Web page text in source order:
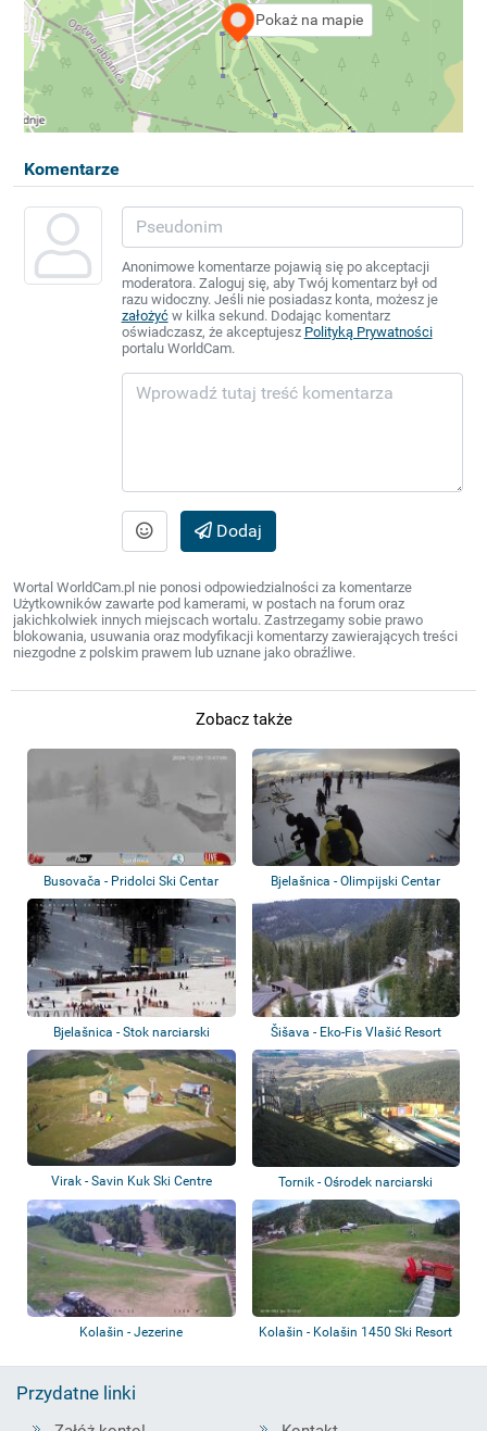
Pokaż na mapie
Komentarze
Anonimowe komentarze pojawią się po akceptacji
moderatora. Zaloguj się, aby Twój komentarz był od
razu widoczny. Jeśli nie posiadasz konta, możesz je
założyćw kilka sekund. Dodając komentarz
oświadczasz, że akceptujesz Polityką Prywatności
portalu WorldCam.
Dodaj
Wortal WorldCam.pl nie ponosi odpowiedzialności za komentarze
Użytkowników zawarte pod kamerami, w postach na forum oraz
jakichkolwiek innych miejscach wortalu. Zastrzegamy sobie prawo
blokowania, usuwania oraz modyfikacji komentarzy zawierających treści
niezgodne z polskim prawem lub uznane jako obraźliwe.
Zobacz także
Busovača - Pridolci Ski Centar Bjelašnica - Olimpijski Centar
Bjelašnica - Stok narciarski Šišava - Eko-Fis Vlašić Resort
Virak - Savin Kuk Ski Centre Tornik - Ośrodek narciarski
Kolašin - Jezerine Kolašin - Kolašin 1450 Ski Resort
Przydatne linki